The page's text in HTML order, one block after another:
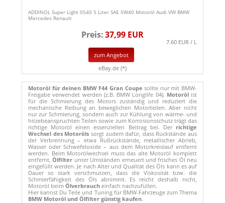
ADDINOL Super Light 0540 5 Liter SAE 5W40 Motoröl Audi VW BMW
Mercedes Renault
Preis:37,99 EUR
7.60 EUR / L
zum Angebot
eBay.de (*)
Motoröl für deinen BMW F44 Gran Coupe sollte nur mit BMW-
Freigabe verwendet werden (z.B. BMW Longlife 04). Motorölist
für die Schmierung des Motors zuständig und reduziert die
mechanische Reibung an beweglichen Motorteilen. Aber nicht
nur zur Schmierung, sondern auch zur Kühlung von wärme- und
hitzebeanspruchten Teilen sowie zum Korrosionsschutz trägt das
richtige Motoröl einen essenziellen Beitrag bei. Der richtige
Wechsel des Motoröls sorgt zudem dafür, dass Rückstände aus
der Verbrennung – etwa Rußrückstände, metallischer Abrieb,
Wasser oder Schwefeloxide – aus dem Motorkreislauf entfernt
werden. Beim Motorölwechsel muss das alte Motoröl komplett
entfernt,Ölfilter unter Umständen erneuert und frisches Öl neu
eingefüllt werden. Je nach Alter und Qualität des Öls kann es auf
Dauer so stark verschmutzen, dass die Viskosität bzw. die
Schmierfähigkeit des Öls abnimmt. Es reicht deshalb nicht,
Motoröl beim Ölverbrauch einfach nachzufüllen.
Hier kannst Du Teile und Tuning für BMW-Fahrzeuge zum Thema
BMW Motoröl und Ölfilter günstig kaufen.